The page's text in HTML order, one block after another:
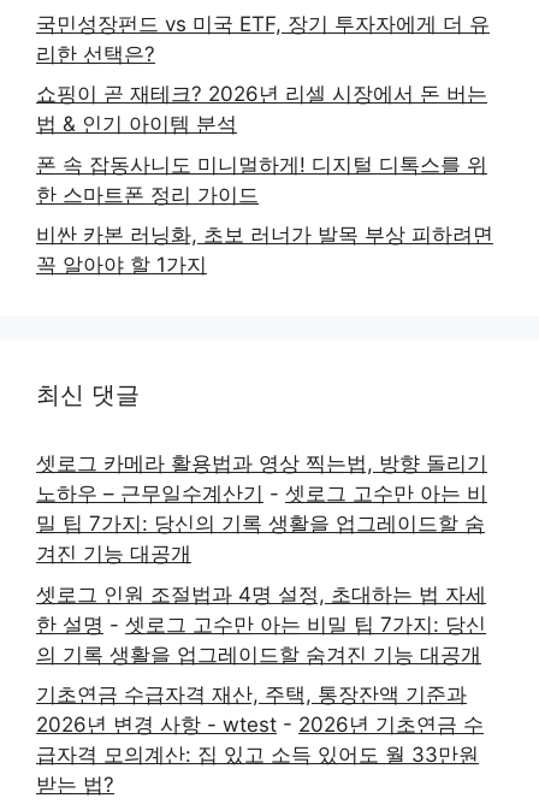
국민성장펀드 vs 미국 ETF, 장기 투자자에게 더 유
리한 선택은?
쇼핑이 곧 재테크? 2026년 리셀 시장에서 돈 버는
법 & 인기 아이템 분석
폰 속 잡동사니도 미니멀하게! 디지털 디톡스를 위
한 스마트폰 정리 가이드
비싼 카본 러닝화, 초보 러너가 발목 부상 피하려면
꼭 알아야 할 1가지
최신 댓글
셋로그 카메라 활용법과 영상 찍는법, 방향 돌리기
노하우 – 근무일수계산기 - 셋로그 고수만 아는 비
밀 팁 7가지: 당신의 기록 생활을 업그레이드할 숨
겨진 기능 대공개
셋로그 인원 조절법과 4명 설정, 초대하는 법 자세
한 설명 - 셋로그 고수만 아는 비밀 팁 7가지: 당신
의 기록 생활을 업그레이드할 숨겨진 기능 대공개
기초연금 수급자격 재산, 주택, 통장잔액 기준과
2026년 변경 사항 - wtest - 2026년 기초연금 수
급자격 모의계산: 집 있고 소득 있어도 월 33만원
받는 법?